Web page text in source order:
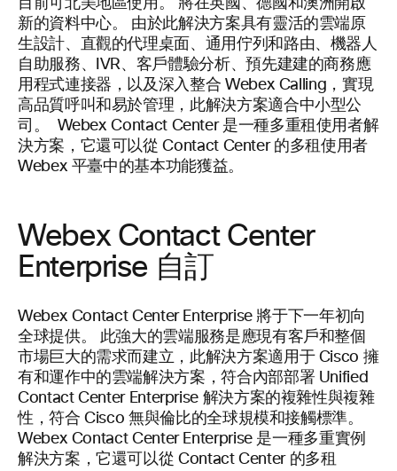
目前可北美地區使用。 將在英國、德國和澳洲開啟
新的資料中心。 由於此解決方案具有靈活的雲端原
生設計、直觀的代理桌面、通用佇列和路由、機器人
自助服務、IVR、客戶體驗分析、預先建建的商務應
用程式連接器，以及深入整合 Webex Calling，實現
高品質呼叫和易於管理，此解決方案適合中小型公
司。 Webex Contact Center 是一種多重租使用者解
決方案，它還可以從 Contact Center 的多租使用者
Webex 平臺中的基本功能獲益。
Webex Contact Center
Enterprise 自訂
Webex Contact Center Enterprise 將于下一年初向
全球提供。 此強大的雲端服務是應現有客戶和整個
市場巨大的需求而建立，此解決方案適用于 Cisco 擁
有和運作中的雲端解決方案，符合內部部署 Unified
Contact Center Enterprise 解決方案的複雜性與複雜
性，符合 Cisco 無與倫比的全球規模和接觸標準。
Webex Contact Center Enterprise 是一種多重實例
解決方案，它還可以從 Contact Center 的多租